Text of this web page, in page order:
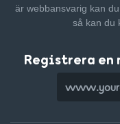
är webbansvarig kan
så kan du
Registrera en